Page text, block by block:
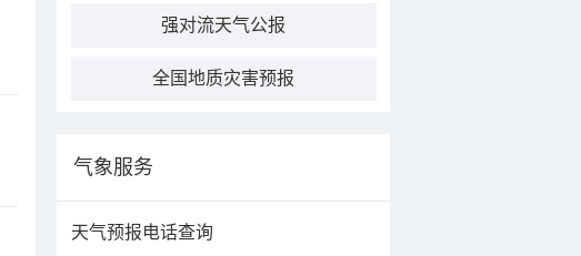
强对流天气公报
全国地质灾害预报
气象服务
天气预报电话查询